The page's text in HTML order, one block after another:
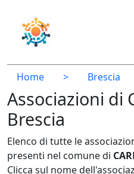
Home > Brescia
Associazioni di
Brescia
Elenco di tutte le
presenti nel comune di
Clicca sul nome